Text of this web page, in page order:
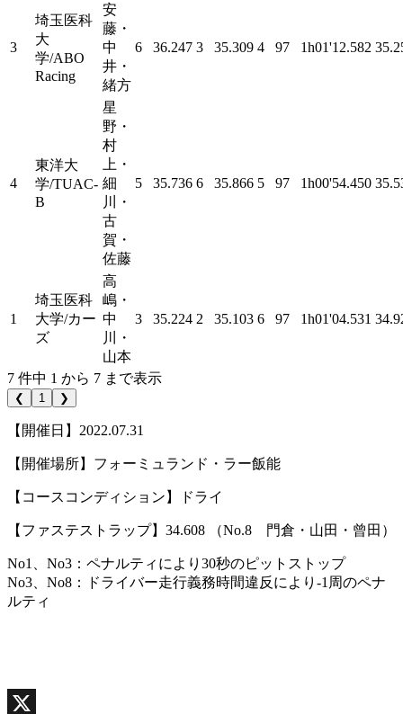
3
埼玉医科
大
学/ABO
Racing
安
藤・
中
井・
緒方
6 36.247 3 35.309 4 97 1h01'12.582
4
東洋大
学/TUAC-
B
星
野・
村
上・
細
川・
古
賀・
佐藤
5 35.736 6 35.866 5 97 1h00'54.450
1
埼玉医科
大学/カー
ズ
高
嶋・
中
川・
山本
3 35.224 2 35.103 6 97 1h01'04.531
7 件中 1 から 7 まで表示
❮ 1 ❯
【開催日】2022.07.31
【開催場所】フォーミュランド・ラー飯能
【コースコンディション】ドライ
【ファステストラップ】34.608 （No.8 門倉・山田・曾田）
No1、No3：ペナルティにより30秒のピットストップ
No3、No8：ドライバー走行義務時間違反により-1周のペナ
ルティ